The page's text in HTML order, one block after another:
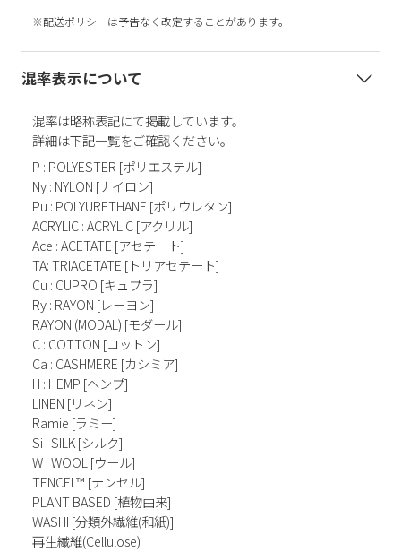
※配送ポリシーは予告なく改定することがあります。
混率表示について
混率は略称表記にて掲載しています。
詳細は下記一覧をご確認ください。
P : POLYESTER [ポリエステル]
Ny : NYLON [ナイロン]
Pu : POLYURETHANE [ポリウレタン]
ACRYLIC : ACRYLIC [アクリル]
Ace : ACETATE [アセテート]
TA: TRIACETATE [トリアセテート]
Cu : CUPRO [キュプラ]
Ry : RAYON [レーヨン]
RAYON (MODAL) [モダール]
C : COTTON [コットン]
Ca : CASHMERE [カシミア]
H : HEMP [ヘンプ]
LINEN [リネン]
Ramie [ラミー]
Si : SILK [シルク]
W : WOOL [ウール]
TENCEL™ [テンセル]
PLANT BASED [植物由来]
WASHI [分類外繊維(和紙)]
再生繊維(Cellulose)